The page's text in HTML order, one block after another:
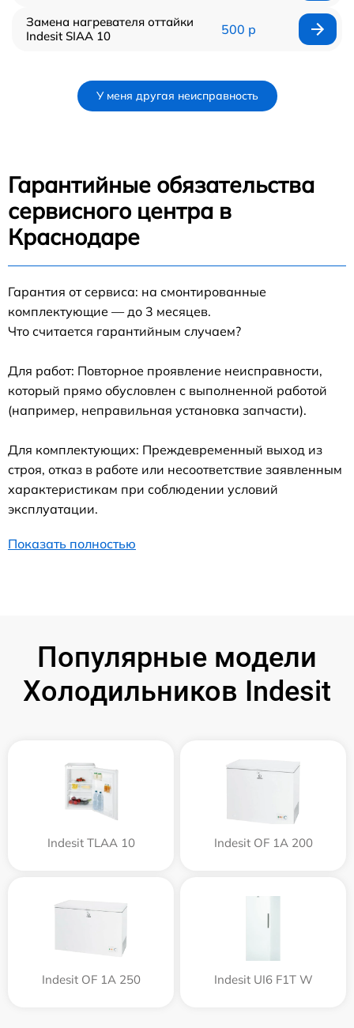
Замена нагревателя оттайки
Indesit SIAA 10
500 р
У меня другая неисправность
Гарантийные обязательства
сервисного центра в
Краснодаре
Гарантия от сервиса: на смонтированные
комплектующие — до 3 месяцев.
Что считается гарантийным случаем?
Для работ: Повторное проявление неисправности,
который прямо обусловлен с выполненной работой
(например, неправильная установка запчасти).
Для комплектующих: Преждевременный выход из
строя, отказ в работе или несоответствие заявленным
характеристикам при соблюдении условий
эксплуатации.
Показать полностью
Популярные модели
Холодильников Indesit
Indesit TLAA 10 Indesit OF 1A 200
Indesit OF 1A 250 Indesit UI6 F1T W